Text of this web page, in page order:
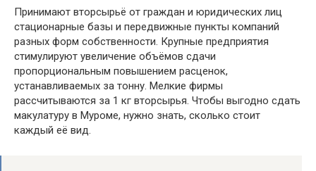
Принимают вторсырьё от граждан и юридических лиц
стационарные базы и передвижные пункты компаний
разных форм собственности. Крупные предприятия
стимулируют увеличение объёмов сдачи
пропорциональным повышением расценок,
устанавливаемых за тонну. Мелкие фирмы
рассчитываются за 1 кг вторсырья. Чтобы выгодно сдать
макулатуру в Муроме, нужно знать, сколько стоит
каждый её вид.